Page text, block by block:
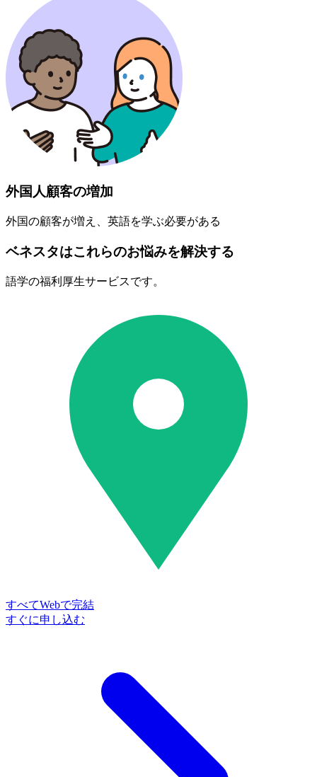
外国人顧客の増加
外国の顧客が増え、英語を学ぶ必要がある
ベネスタはこれらのお悩みを解決する
語学の福利厚生サービスです。
すべてWebで完結
すぐに申し込む